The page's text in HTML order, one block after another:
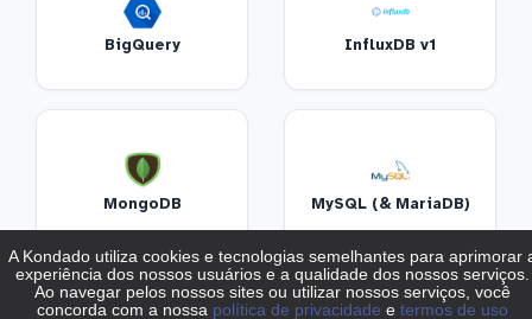
BigQuery InfluxDB v1
MongoDB MySQL (& MariaDB)